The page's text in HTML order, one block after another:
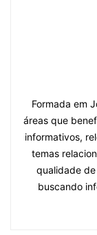
Formada em
áreas que
informativos,
temas
qualidade
buscando